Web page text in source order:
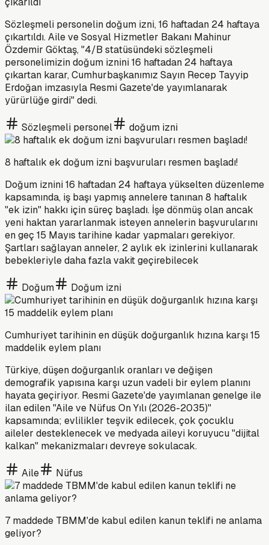
Sözleşmeli personelin doğum izni, 16 haftadan 24 haftaya
çıkartıldı. Aile ve Sosyal Hizmetler Bakanı Mahinur
Özdemir Göktaş, "4/B statüsündeki sözleşmeli
personelimizin doğum iznini 16 haftadan 24 haftaya
çıkartan karar, Cumhurbaşkanımız Sayın Recep Tayyip
Erdoğan imzasıyla Resmi Gazete'de yayımlanarak
yürürlüğe girdi" dedi.
Sözleşmeli personel doğum izni
8 haftalık ek doğum izni başvuruları resmen başladı!
Doğum iznini 16 haftadan 24 haftaya yükselten düzenleme
kapsamında, iş başı yapmış annelere tanınan 8 haftalık
"ek izin" hakkı için süreç başladı. İşe dönmüş olan ancak
yeni haktan yararlanmak isteyen annelerin başvurularını
en geç 15 Mayıs tarihine kadar yapmaları gerekiyor.
Şartları sağlayan anneler, 2 aylık ek izinlerini kullanarak
bebekleriyle daha fazla vakit geçirebilecek
Doğum Doğum izni
Cumhuriyet tarihinin en düşük doğurganlık hızına karşı 15
maddelik eylem planı
Türkiye, düşen doğurganlık oranları ve değişen
demografik yapısına karşı uzun vadeli bir eylem planını
hayata geçiriyor. Resmi Gazete'de yayımlanan genelge ile
ilan edilen "Aile ve Nüfus On Yılı (2026-2035)"
kapsamında; evlilikler teşvik edilecek, çok çocuklu
aileler desteklenecek ve medyada aileyi koruyucu "dijital
kalkan" mekanizmaları devreye sokulacak.
Aile Nüfus
7 maddede TBMM'de kabul edilen kanun teklifi ne anlama
geliyor?